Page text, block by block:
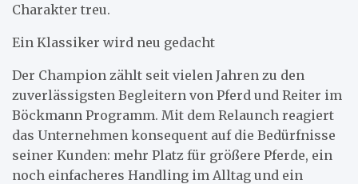
Charakter treu.
Ein Klassiker wird neu gedacht
Der Champion zählt seit vielen Jahren zu den
zuverlässigsten Begleitern von Pferd und Reiter im
Böckmann Programm. Mit dem Relaunch reagiert
das Unternehmen konsequent auf die Bedürfnisse
seiner Kunden: mehr Platz für größere Pferde, ein
noch einfacheres Handling im Alltag und ein